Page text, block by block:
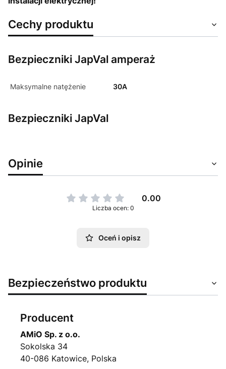
Cechy produktu
Bezpieczniki JapVal amperaż
Maksymalne natężenie 30A
Bezpieczniki JapVal
Opinie
0.00
Liczba ocen: 0
Oceń i opisz
Bezpieczeństwo produktu
Producent
AMiO Sp. z o.o.
Sokolska 34
40-086 Katowice, Polska